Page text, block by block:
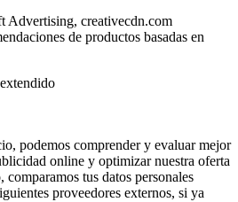
Advertising, creativecdn.com
de productos basadas en
podemos comprender y evaluar mejor
online y optimizar nuestra oferta
tus datos personales
proveedores externos, si ya